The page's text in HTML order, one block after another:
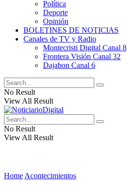
Política
Deporte
Opinión
BOLETINES DE NOTICIAS
Canales de TV y Radio
Montecristi Digital Canal 8
Frontera Visión Canal 32
Dajabon Canal 6
No Result
View All Result
No Result
View All Result
Home Acontecimientos